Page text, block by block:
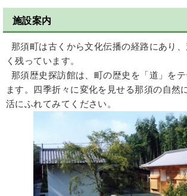
施設案内
那須町は古くから文化伝播の経路にあり
く残っています。
那須歴史探訪館は、町の歴史を「道」を
ます。四季折々に変化を見せる那須の自然
活にふれてみてください。